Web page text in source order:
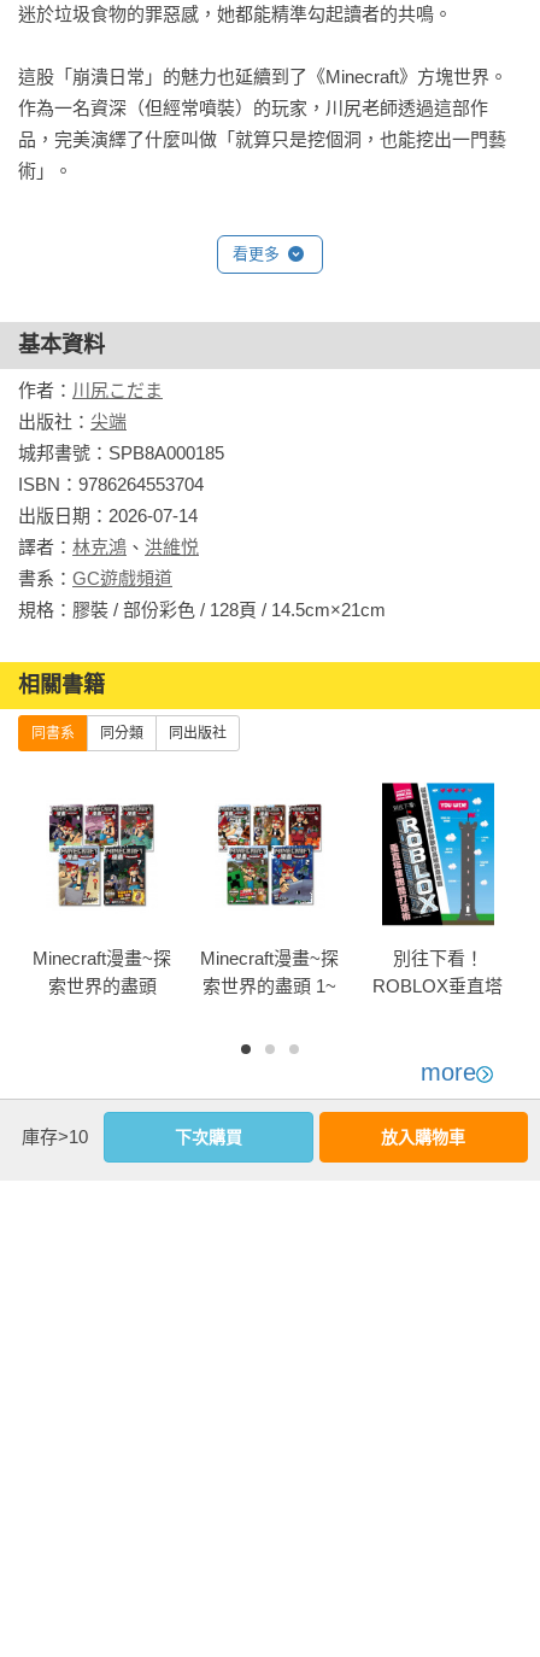
迷於垃圾食物的罪惡感，她都能精準勾起讀者的共鳴。
這股「崩潰日常」的魅力也延續到了《Minecraft》方塊世界。
作為一名資深（但經常噴裝）的玩家，川尻老師透過這部作
品，完美演繹了什麼叫做「就算只是挖個洞，也能挖出一門藝
術」。
看更多
基本資料
作者： 川尻こだま
出版社： 尖端
城邦書號：SPB8A000185
ISBN：9786264553704
出版日期：2026-07-14
譯者： 林克鴻 、 洪維悦
書系： GC遊戲頻道
規格：膠裝 / 部份彩色 / 128頁 / 14.5cm×21cm
相關書籍
同書系 同分類 同出版社
Minecraft漫畫~探
索世界的盡頭
Minecraft漫畫~探
索世界的盡頭 1~
別往下看！
ROBLOX垂直塔
都腳軟的高塔創
意地圖
more
優惠活動快訊
庫存>10 下次購買 放入購物車